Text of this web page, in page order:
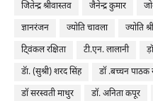
जितेन्द्र श्रीवास्तव
जैनेन्द्र कुमार
ज्ञानरंजन
ज्योति चावला ज्योति
टि्वंकल रक्षिता
टी.एन. लालानी
डॅा. (सुश्री) शरद सिंह
डॉ .बच्चन पाठक
डॉ सरस्वती माथुर
डॉ. अनिता कपूर